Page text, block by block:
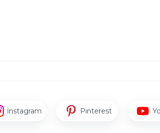
İnstagram Pinterest